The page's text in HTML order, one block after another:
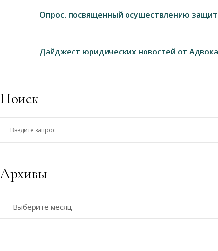
Опрос, посвященный осуществлению
Дайджест юридических новостей от
Поиск
Архивы